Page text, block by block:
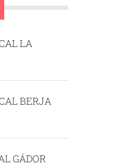
LA
BERJA
GÁDOR